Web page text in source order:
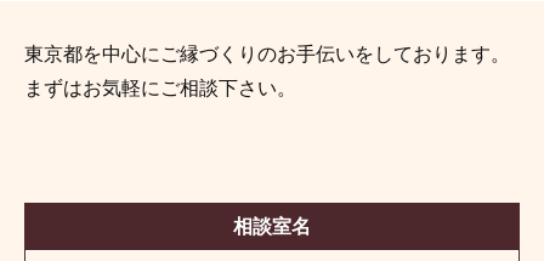
東京都を中心にご縁づくりのお手伝いをしております。
まずはお気軽にご相談下さい。
相談室名